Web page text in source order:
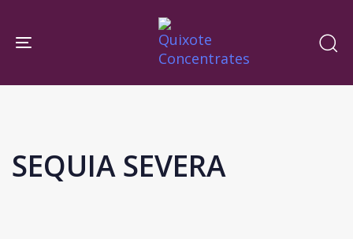
links
navigation
content
Toggle navigation
SEQUIA SEVERA